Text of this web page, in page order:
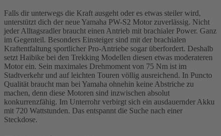
Falls dir unterwegs die Kraft ausgeht oder es etwas steiler wird,
unterstützt dich der neue Yamaha PW-S2 Motor zuverlässig. Nicht
jeder Alltagsradler braucht einen Antrieb mit brachialer Power. Ganz
im Gegenteil. Besonders Einsteiger sind mit der brachialen
Kraftentfaltung sportlicher Pro-Antriebe sogar überfordert. Deshalb
setzt Haibike bei den Trekking Modellen diesen etwas moderateren
Motor ein. Sein maximales Drehmoment von 75 Nm ist im
Stadtverkehr und auf leichten Touren völlig ausreichend. In Puncto
Qualität braucht man bei Yamaha ohnehin keine Abstriche zu
machen, denn diese Motoren sind inzwischen absolut
konkurrenzfähig. Im Unterrohr verbirgt sich ein ausdauernder Akku
mit 720 Wattstunden. Das entspannt die Suche nach einer
Steckdose.